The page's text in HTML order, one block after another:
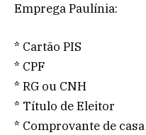
Emprega Paulínia:
* Cartão PIS
* CPF
* RG ou CNH
* Título de Eleitor
* Comprovante de